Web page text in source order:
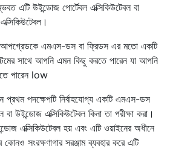
এটি উইন্ডোজ পোর্টেবল এক্সিকিউটেবল বা
এমএস-ডস বা ফ্রিডস এর মতো একটি
সাথে আপনি এমন কিছু করতে পারেন যা আপনি
পারেন low
প্রথম পদক্ষেপটি নির্বাহযোগ্য একটি এমএস-ডস
বা উইন্ডোজ এক্সিকিউটেবল কিনা তা পরীক্ষা করা।
এক্সিকিউটেবল হয় এবং এটি ওয়াইনের অধীনে
সংরক্ষণাগার সরঞ্জাম ব্যবহার করে এটি